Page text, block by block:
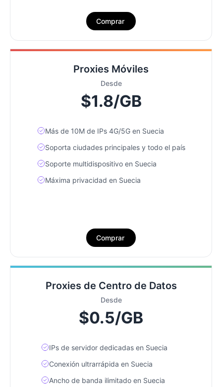
Comprar
Proxies Móviles
Desde
$1.8/GB
Más de 10M de IPs 4G/5G en Suecia
Soporta ciudades principales y todo el país
Soporte multidispositivo en Suecia
Máxima privacidad en Suecia
Comprar
Proxies de Centro de Datos
Desde
$0.5/GB
IPs de servidor dedicadas en Suecia
Conexión ultrarrápida en Suecia
Ancho de banda ilimitado en Suecia